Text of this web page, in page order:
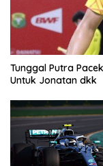
Tunggal Putra
Untuk Jonatan dkk